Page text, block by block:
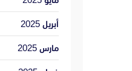
أبريل 2025
مارس 2025